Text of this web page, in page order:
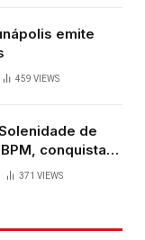
emite
459 VIEWS
de
conquista
política
371 VIEWS